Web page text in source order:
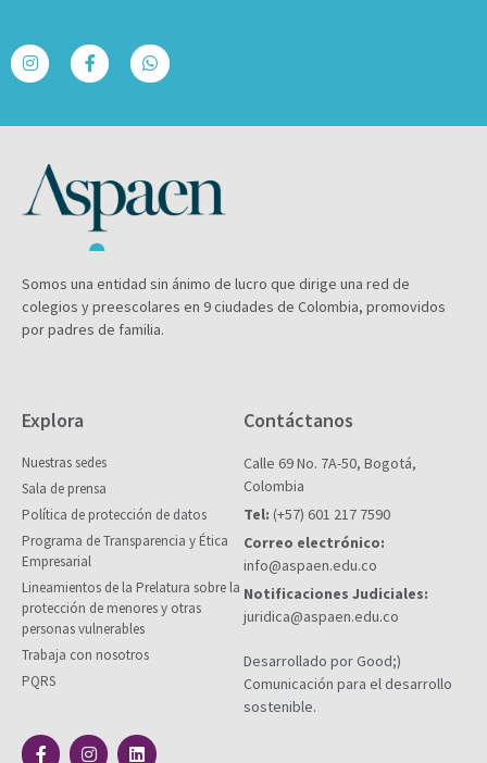
Somos una entidad sin ánimo de lucro que dirige una red de
colegios y preescolares en 9 ciudades de Colombia, promovidos
por padres de familia.
Explora
Nuestras sedes
Sala de prensa
Política de protección de datos
Programa de Transparencia y Ética
Empresarial
Lineamientos de la Prelatura sobre la
protección de menores y otras
personas vulnerables
Trabaja con nosotros
PQRS
Contáctanos
Calle 69 No. 7A-50, Bogotá,
Colombia
Tel: (+57) 601 217 7590
Correo electrónico:
info@aspaen.edu.co
Notificaciones Judiciales:
juridica@aspaen.edu.co
Desarrollado por Good;)
Comunicación para el desarrollo
sostenible.